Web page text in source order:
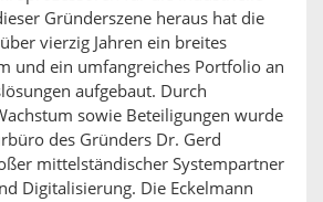
Gründerszene heraus hat die
vierzig Jahren ein breites
und ein umfangreiches Portfolio an
aufgebaut. Durch
sowie Beteiligungen wurde
des Gründers Dr. Gerd
mittelständischer Systempartner
Digitalisierung. Die Eckelmann